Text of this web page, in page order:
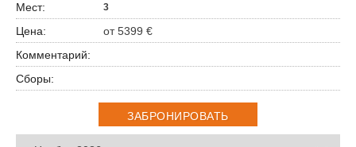
3
от 5399 €
ЗАБРОНИРОВАТЬ